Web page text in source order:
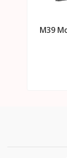
M39